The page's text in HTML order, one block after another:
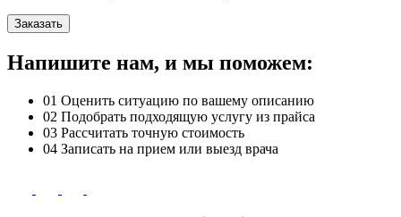
Заказать
Напишите нам, и мы поможем:
01 Оценить ситуацию по вашему описанию
02 Подобрать подходящую услугу из прайса
03 Рассчитать точную стоимость
04 Записать на прием или выезд врача